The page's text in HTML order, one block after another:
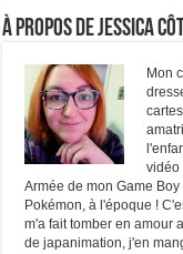
À propos de Jessica
Mon
vidéo
Armée de mon Game
Pokémon, à l'époque !
m'a fait tomber en amour
de japanimation, j'en